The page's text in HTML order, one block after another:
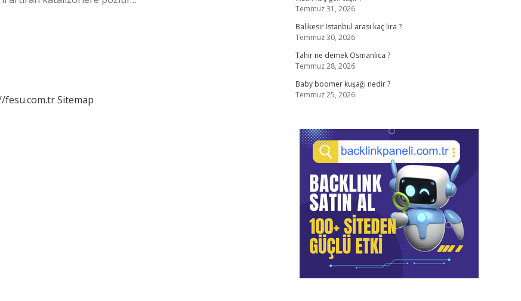
fesu.com.trSitemap
Temmuz 31, 2026
Balıkesir İstanbul arası kaç lira ?
Temmuz 30, 2026
Tahir ne demek Osmanlıca ?
Temmuz 28, 2026
Baby boomer kuşağı nedir ?
Temmuz 25, 2026